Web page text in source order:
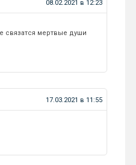
08.02.2021 в 12:23
связатся мертвые души
17.03.2021 в 11:55